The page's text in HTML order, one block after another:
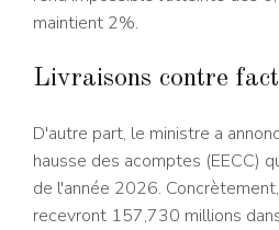
maintient 2%.
Livraisons contre
D'autre part, le ministre a
hausse des acomptes (EECC)
de l'année 2026.
recevront 157,730 millions